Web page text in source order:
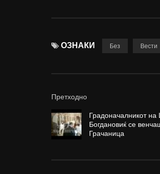
ОЗНАКИ Без Вести
Претходно
Градоначалникот
Богдановиќ се
Грачаница